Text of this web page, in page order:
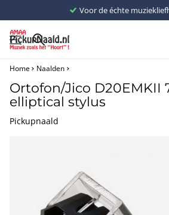
Voor de échte
Home Naalden
Ortofon/Jico D20EMKII
elliptical stylus
Pickupnaald